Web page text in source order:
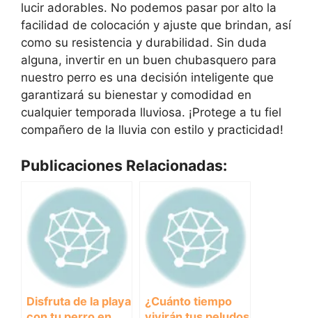
lucir adorables. No podemos pasar por alto la
facilidad de colocación y ajuste que brindan, así
como su resistencia y durabilidad. Sin duda
alguna, invertir en un buen chubasquero para
nuestro perro es una decisión inteligente que
garantizará su bienestar y comodidad en
cualquier temporada lluviosa. ¡Protege a tu fiel
compañero de la lluvia con estilo y practicidad!
Publicaciones Relacionadas:
Disfruta de la playa
¿Cuánto tiempo